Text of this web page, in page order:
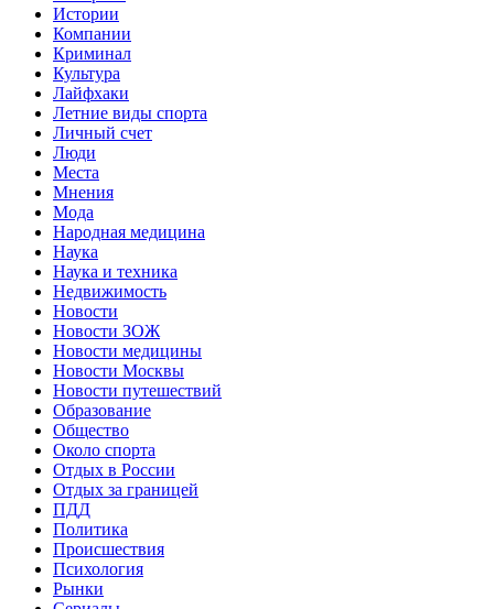
Истории
Компании
Криминал
Культура
Лайфхаки
Летние виды спорта
Личный счет
Люди
Места
Мнения
Мода
Народная медицина
Наука
Наука и техника
Недвижимость
Новости
Новости ЗОЖ
Новости медицины
Новости Москвы
Новости путешествий
Образование
Общество
Около спорта
Отдых в России
Отдых за границей
ПДД
Политика
Происшествия
Психология
Рынки